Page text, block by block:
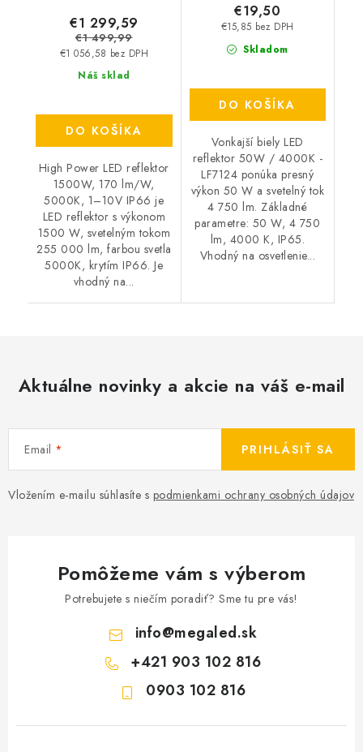
Náš sklad
€1 056,58 bez DPH
€1 299,59
€1 499,99
DO KOŠÍKA
High Power LED reflektor
1500W, 170 lm/W,
5000K, 1–10V IP66 je
LED reflektor s výkonom
1500 W, svetelným tokom
255 000 lm, farbou svetla
5000K, krytím IP66. Je
vhodný na...
Skladom
€15,85 bez DPH
€19,50
DO KOŠÍKA
Vonkajší biely LED
reflektor 50W / 4000K -
LF7124 ponúka presný
výkon 50 W a svetelný tok
4 750 lm. Základné
parametre: 50 W, 4 750
lm, 4000 K, IP65.
Vhodný na osvetlenie...
Aktuálne novinky a akcie na váš e-mail
Email
Vložením e-mailu súhlasíte s podmienkami ochrany osobných údajov
PRIHLÁSIŤ SA
Pomôžeme vám s výberom
Potrebujete s niečím poradiť? Sme tu pre vás!
info@megaled.sk
+421 903 102 816
0903 102 816